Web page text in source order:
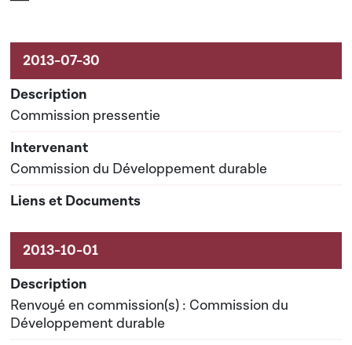
Commission pressentie
Commission du Développement durable
Renvoyé en commission(s) : Commission du
Développement durable